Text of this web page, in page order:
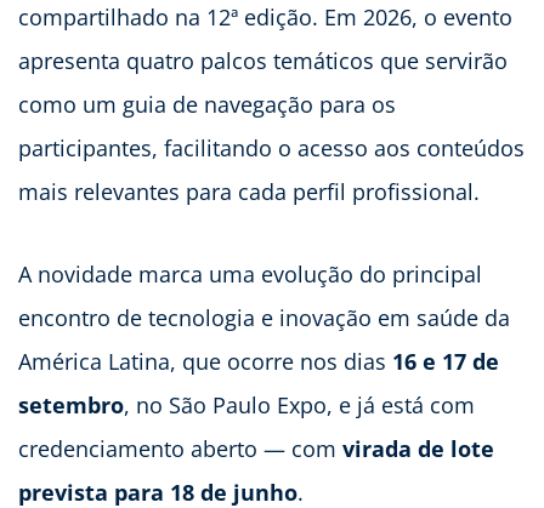
compartilhado na 12ª edição. Em 2026, o evento
apresenta quatro palcos temáticos que servirão
como um guia de navegação para os
participantes, facilitando o acesso aos conteúdos
mais relevantes para cada perfil profissional.
A novidade marca uma evolução do principal
encontro de tecnologia e inovação em saúde da
América Latina, que ocorre nos dias 16 e 17 de
setembro, no São Paulo Expo, e já está com
credenciamento aberto — com virada de lote
prevista para 18 de junho.